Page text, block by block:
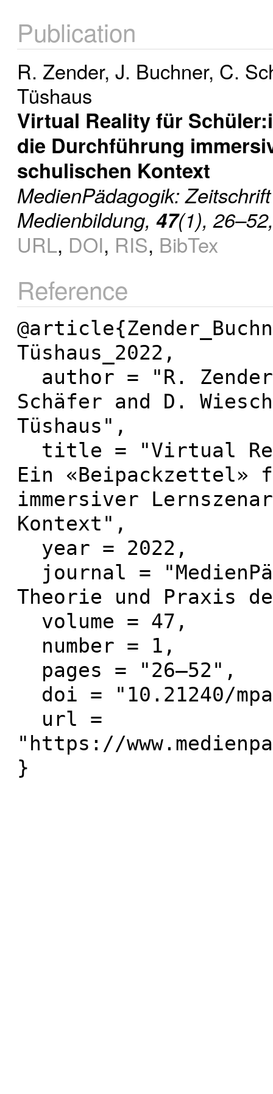
Publication
R. Zender, J. Buchner, C.
Tüshaus
Virtual Reality für
die Durchführung
schulischen Kontext
MedienPädagogik:
Medienbildung, 47(1),
URL, DOI, RIS, BibTex
Reference
Tüshaus_2022,
Schäfer and D.
Tüshaus",
Ein «Beipackzettel»
immersiver
Kontext",
Theorie und Praxis
"https://